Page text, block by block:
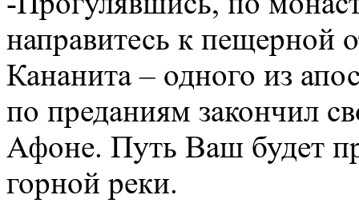
направитесь к пещерной
Кананита – одного из
по преданиям закончил
Афоне. Путь Ваш будет
горной реки.